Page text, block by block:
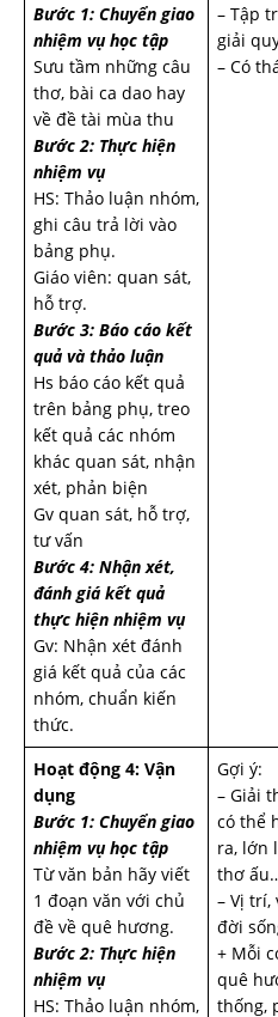
Bước 1: Chuyển giao
nhiệm vụ học tập
Sưu tầm những câu
thơ, bài ca dao hay
về đề tài mùa thu
Bước 2: Thực hiện
nhiệm vụ
HS: Thảo luận nhóm,
ghi câu trả lời vào
bảng phụ.
Giáo viên: quan sát,
hỗ trợ.
Bước 3: Báo cáo kết
quả và thảo luận
Hs báo cáo kết quả
trên bảng phụ, treo
kết quả các nhóm
khác quan sát, nhận
xét, phản biện
Gv quan sát, hỗ trợ,
tư vấn
Bước 4: Nhận xét,
đánh giá kết quả
thực hiện nhiệm vụ
Gv: Nhận xét đánh
giá kết quả của các
nhóm, chuẩn kiến
thức.
– Tập
giải
– Có
Hoạt động 4: Vận
dụng
Bước 1: Chuyển giao
nhiệm vụ học tập
Từ văn bản hãy viết
1 đoạn văn với chủ
đề về quê hương.
Bước 2: Thực hiện
nhiệm vụ
HS: Thảo luận nhóm,
Gợi ý:
– Giải
có thể
ra, lớn
thơ
– Vị
đời
+ Mỗi
quê
thống,